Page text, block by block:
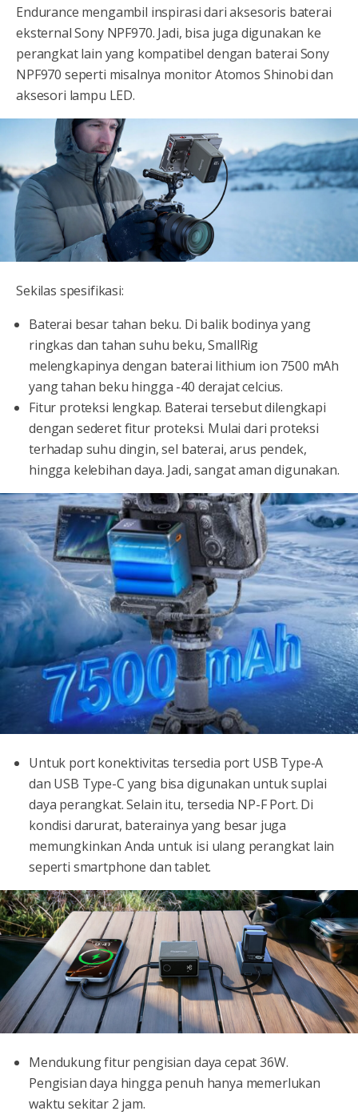
Endurance mengambil inspirasi dari aksesoris baterai
eksternal Sony NPF970. Jadi, bisa juga digunakan ke
perangkat lain yang kompatibel dengan baterai Sony
NPF970 seperti misalnya monitor Atomos Shinobi dan
aksesori lampu LED.
Sekilas spesifikasi:
Baterai besar tahan beku. Di balik bodinya yang
ringkas dan tahan suhu beku, SmallRig
melengkapinya dengan baterai lithium ion 7500 mAh
yang tahan beku hingga -40 derajat celcius.
Fitur proteksi lengkap. Baterai tersebut dilengkapi
dengan sederet fitur proteksi. Mulai dari proteksi
terhadap suhu dingin, sel baterai, arus pendek,
hingga kelebihan daya. Jadi, sangat aman digunakan.
Untuk port konektivitas tersedia port USB Type-A
dan USB Type-C yang bisa digunakan untuk suplai
daya perangkat. Selain itu, tersedia NP-F Port. Di
kondisi darurat, baterainya yang besar juga
memungkinkan Anda untuk isi ulang perangkat lain
seperti smartphone dan tablet.
Mendukung fitur pengisian daya cepat 36W.
Pengisian daya hingga penuh hanya memerlukan
waktu sekitar 2 jam.